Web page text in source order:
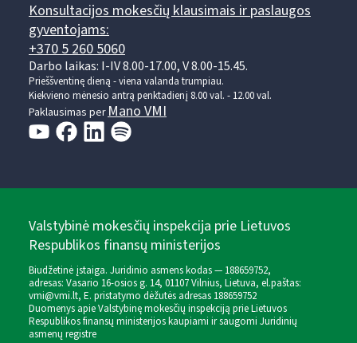
Konsultacijos mokesčių klausimais ir paslaugos
gyventojams:
+370 5 260 5060
Darbo laikas: I-IV 8.00-17.00, V 8.00-15.45.
Prieššventinę dieną - viena valanda trumpiau.
Kiekvieno mėnesio antrą penktadienį 8.00 val. - 12.00 val.
Paklausimas perMano VMI
Valstybinė mokesčių inspekcija prie Lietuvos
Respublikos finansų ministerijos
Biudžetinė įstaiga. Juridinio asmens kodas — 188659752,
adresas: Vasario 16-osios g. 14, 01107 Vilnius, Lietuva, el.paštas:
vmi@vmi.lt, E. pristatymo dėžutės adresas 188659752
Duomenys apie Valstybinę mokesčių inspekciją prie Lietuvos
Respublikos finansų ministerijos kaupiami ir saugomi Juridinių
asmenų registre